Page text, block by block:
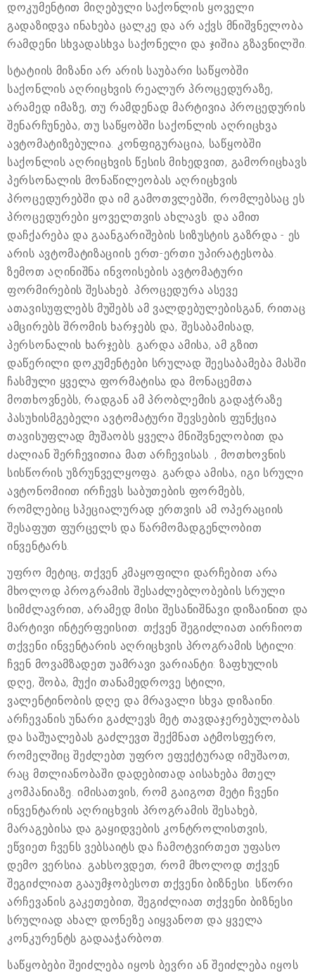
დოკუმენტით მიღებული საქონლის ყოველი
გადაზიდვა ინახება ცალკე და არ აქვს მნიშვნელობა
რამდენი სხვადასხვა საქონელი და ჯიშია გზავნილში.
სტატიის მიზანი არ არის საუბარი საწყობში
საქონლის აღრიცხვის რეალურ პროცედურაზე,
არამედ იმაზე, თუ რამდენად მარტივია პროცედურის
შენარჩუნება, თუ საწყობში საქონლის აღრიცხვა
ავტომატიზებულია. კონფიგურაცია, საწყობში
საქონლის აღრიცხვის წესის მიხედვით, გამორიცხავს
პერსონალის მონაწილეობას აღრიცხვის
პროცედურებში და იმ გამოთვლებში, რომლებსაც ეს
პროცედურები ყოველთვის ახლავს. და ამით
დაჩქარება და გაანგარიშების სიზუსტის გაზრდა - ეს
არის ავტომატიზაციის ერთ-ერთი უპირატესობა.
ზემოთ აღინიშნა ინვოისების ავტომატური
ფორმირების შესახებ. პროცედურა ასევე
ათავისუფლებს მუშებს ამ ვალდებულებისგან, რითაც
ამცირებს შრომის ხარჯებს და, შესაბამისად,
პერსონალის ხარჯებს. გარდა ამისა, ამ გზით
დაწერილი დოკუმენტები სრულად შეესაბამება მასში
ჩასმული ყველა ფორმატისა და მონაცემთა
მოთხოვნებს, რადგან ამ პრობლემის გადაჭრაზე
პასუხისმგებელი ავტომატური შევსების ფუნქცია
თავისუფლად მუშაობს ყველა მნიშვნელობით და
ძალიან შერჩევითია მათ არჩევისას. , მოთხოვნის
სისწორის უზრუნველყოფა. გარდა ამისა, იგი სრული
ავტონომიით ირჩევს საბუთების ფორმებს,
რომლებიც სპეციალურად ერთვის ამ ოპერაციის
შესაფუთ ფურცელს და წარმომადგენლობით
ინვენტარს.
უფრო მეტიც, თქვენ კმაყოფილი დარჩებით არა
მხოლოდ პროგრამის შესაძლებლობების სრული
სიმძლავრით, არამედ მისი შესანიშნავი დიზაინით და
მარტივი ინტერფეისით. თქვენ შეგიძლიათ აირჩიოთ
თქვენი ინვენტარის აღრიცხვის პროგრამის სტილი:
ჩვენ მოვამზადეთ უამრავი ვარიანტი: ზაფხულის
დღე, შობა, მუქი თანამედროვე სტილი,
ვალენტინობის დღე და მრავალი სხვა დიზაინი.
არჩევანის უნარი გაძლევს მეტ თავდაჯერებულობას
და საშუალებას გაძლევთ შექმნათ ატმოსფერო,
რომელშიც შეძლებთ უფრო ეფექტურად იმუშაოთ,
რაც მთლიანობაში დადებითად აისახება მთელ
კომპანიაზე. იმისათვის, რომ გაიგოთ მეტი ჩვენი
ინვენტარის აღრიცხვის პროგრამის შესახებ,
მარაგებისა და გაყიდვების კონტროლისთვის,
ეწვიეთ ჩვენს ვებსაიტს და ჩამოტვირთეთ უფასო
დემო ვერსია. გახსოვდეთ, რომ მხოლოდ თქვენ
შეგიძლიათ გააუმჯობესოთ თქვენი ბიზნესი. სწორი
არჩევანის გაკეთებით, შეგიძლიათ თქვენი ბიზნესი
სრულიად ახალ დონეზე აიყვანოთ და ყველა
კონკურენტს გადააჭარბოთ.
საწყობები შეიძლება იყოს ბევრი ან შეიძლება იყოს